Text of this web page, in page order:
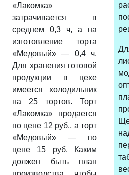
«Лакомка»
затрачивается в
среднем 0,3 ч, а на
изготовление торта
«Медовый» — 0,4 ч.
Для хранения готовой
продукции в цехе
имеется холодильник
на 25 тортов. Торт
«Лакомка» продается
по цене 12 руб., а торт
«Медовый» — по
цене 15 руб. Каким
должен быть план